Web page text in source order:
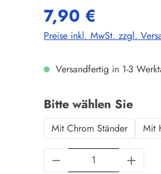
7,90 €
Preise inkl. MwSt. zzgl.
Versandfertig in 1-3
Bitte wählen Sie
Mit Chrom Ständer Mit
Produkt Anzahl: